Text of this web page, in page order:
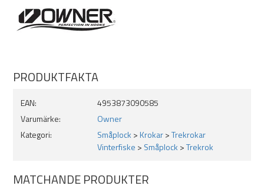
PRODUKTFAKTA
EAN:
4953873090585
Varumärke:
Owner
Kategori:
Småplock >Krokar>Trekrokar
Vinterfiske > Småplock >Trekrok
MATCHANDE PRODUKTER